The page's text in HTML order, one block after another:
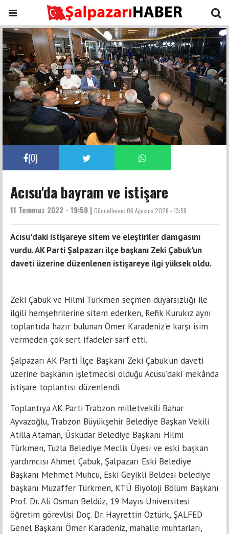
(0)
Acısu'da bayram ve istişare
11 Temmuz 2022 - 19:59 | Güncelleme: 06 Ağustos 2026 - 13:58
Acısu'daki istişareye sitem ve eleştiriler damgasını
vurdu. AK Parti Şalpazarı ilçe başkanı Zeki Çabuk'un
daveti üzerine düzenlenen istişareye ilgi yüksek oldu.
Zeki Çabuk ve Hilmi Türkmen seçmen duyarsızlığı ile
ilgili hemşehrilerine sitem ederken, Refik Kurukız aynı
toplantıda hazır bulunan Ömer Karadeniz'e karşı isim
vermeden çok sert ifadeler sarf etti.
Şalpazarı AK Parti İlçe Başkanı Zeki Çabuk’un daveti
üzerine başkanın işletmecisi olduğu Acusu’daki mekânda
istişare toplantısı düzenlendi.
Toplantıya AK Parti Trabzon milletvekili Bahar
Ayvazoğlu, Trabzon Büyükşehir Belediye Başkan Vekili
Atilla Ataman, Üsküdar Belediye Başkanı Hilmi
Türkmen, Tuzla Belediye Meclis Üyesi ve eski başkan
yardımcısı Ahmet Çabuk, Şalpazarı Eski Belediye
Başkanı Mehmet Muhcu, Eski Geyikli Beldesi belediye
başkanı Muzaffer Türkmen, KTÜ Biyoloji Bölüm Başkanı
Prof. Dr. Ali Osman Beldüz, 19 Mayıs Üniversitesi
öğretim görevlisi Doç. Dr. Hayrettin Öztürk, ŞALFED
Genel Başkanı Ömer Karadeniz, mahalle muhtarları,